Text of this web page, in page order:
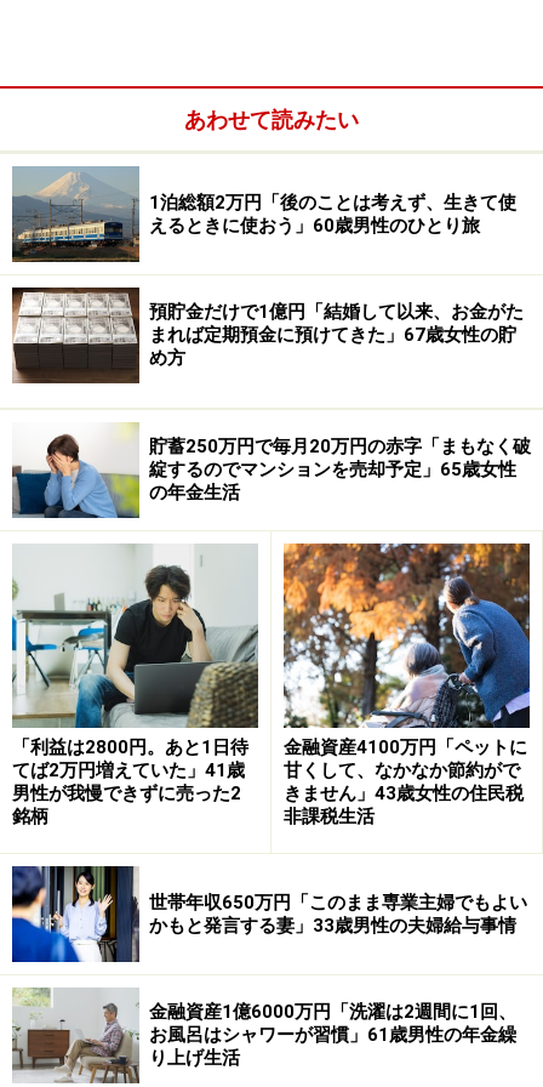
さらに「60歳で定年後も資金に余裕があったため、個人
年金保険の受給を5年繰り下げ、65～75歳の受給を選ん
だ。基礎年金もまた学生時代未加入の減額分をカバーす
るため、繰り下げている。特別支給の厚生年金は63歳か
ら、厚生年金は65歳から受給しているが、仮に基礎年金
を満額受給していたとしても、妻の公的年金受給開始ま
では公的年金だけで満足とは言えない額だと思う。自助
ひと月の支出は「約25万円」。個人年金保険を含めると
年金だけで「毎月賄えている」と回答しています。
「月3万円の副収入と年50万円の配当があ
年金以外の収入として、「親族が経営する会社において
週2回程度職務で得た知見を生かせる事務などの手伝い
をしている。報酬は月3万円。他に株主配当などの収入
が年約50万円ある」と話す投稿者。
「料理が趣味」ということもあり、リタイア後は「外食
はほぼゼロ。特に節約を意識しているのではないが、ほ
ぼ毎日複数の食料品店を回って価格相場などを把握して
いるため、良質かつリーズナブルな価格の食材を仕入れ
ることで、結果的には節約につながっている」と言いま
す。
それに加え、「健康維持に配慮しバランスのとれた食事
を心掛けているため、健康維持に役立っていると思う。
持病が全くないわけではないが、2カ月に一度の通院投
あわせて読みたい
1泊総額2万円「後のことは考えず、生きて使
えるときに使おう」60歳男性のひとり旅
預貯金だけで1億円「結婚して以来、お金がた
まれば定期預金に預けてきた」67歳女性の貯
め方
貯蓄250万円で毎月20万円の赤字「まもなく破
綻するのでマンションを売却予定」65歳女性
の年金生活
「利益は2800円。あと1日待
てば2万円増えていた」41歳
男性が我慢できずに売った2
銘柄
金融資産4100万円「ペットに
甘くして、なかなか節約がで
きません」43歳女性の住民税
非課税生活
世帯年収650万円「このまま専業主婦でもよい
かもと発言する妻」33歳男性の夫婦給与事情
金融資産1億6000万円「洗濯は2週間に1回、
お風呂はシャワーが習慣」61歳男性の年金繰
り上げ生活